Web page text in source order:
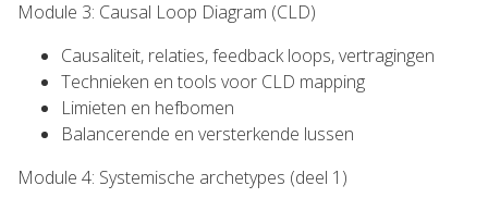
Module 3: Causal Loop Diagram (CLD)
Causaliteit, relaties, feedback loops, vertragingen
Technieken en tools voor CLD mapping
Limieten en hefbomen
Balancerende en versterkende lussen
Module 4: Systemische archetypes (deel 1)